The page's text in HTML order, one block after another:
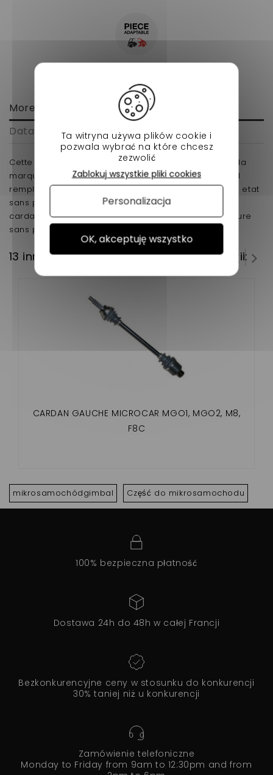
More info
Data sheet
Cette piece est réservé au modèle MC1 ou MC2 de la
marque microcar. Avec une dimension de 560mm, il
remplacera parfaitement votre cardan en mauvaise etat
sans parler de son prix imbattable ! A noter que ce
cardan se monte sur le coté passager de votre voiture
sans permis en adaptable.
13 innych produktów w tej samej kategorii:
CARDAN GAUCHE MICROCAR MGO1, MGO2, M8,
F8C
mikrosamochódgimbal Część do mikrosamochodu
100% bezpieczna płatność
Dostawa 24h do 48h w całej Francji
Bezkonkurencyjne ceny w stosunku do konkurencji
30% taniej niż u konkurencji
Zamówienie telefoniczne
Monday to Friday from 9am to 12:30pm and from
Ta witryna używa plików cookie i
pozwala wybrać na które chcesz
zezwolić
OK, akceptuję wszystko
Zablokuj wszystkie pliki cookies
Personalizacja